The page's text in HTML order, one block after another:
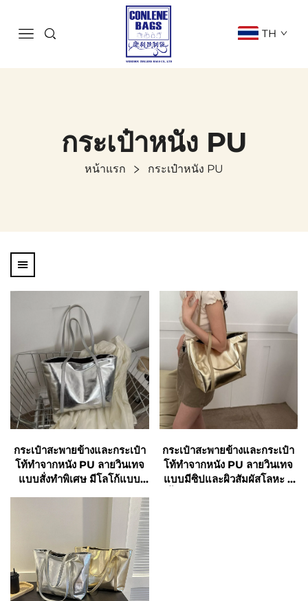
TH
กระเป๋าหนัง PU
หน้าแรก กระเป๋าหนัง PU
กระเป๋าสะพายข้างและกระเป๋า
โท้ทำจากหนัง PU ลายวินเทจ
แบบสั่งทำพิเศษ มีโลโก้แบบ
นักศึกษาในวัยมหาวิทยาลัย กระ
เป๋าช้อปปิ้งแบบกำหนดเอง
กระเป๋าสะพายข้างและกระเป๋า
โท้ทำจากหนัง PU ลายวินเทจ
แบบมีซิปและผิวสัมผัสโลหะ สี